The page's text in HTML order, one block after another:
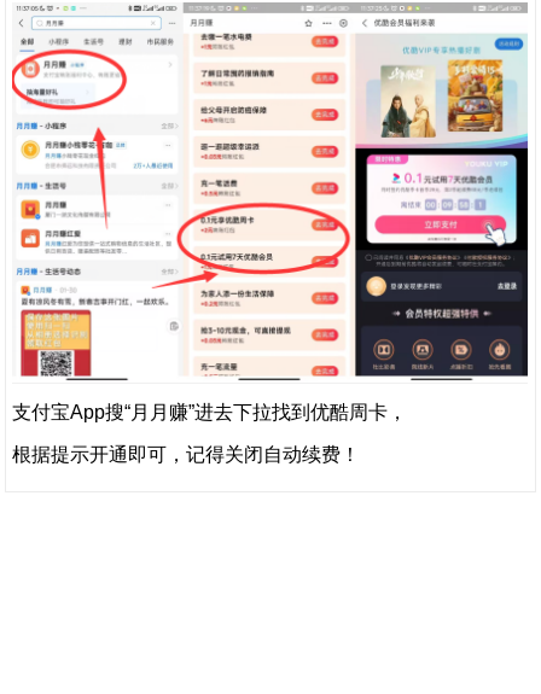
支付宝App搜“月月赚”进去下拉找到优酷周卡，
根据提示开通即可，记得关闭自动续费！